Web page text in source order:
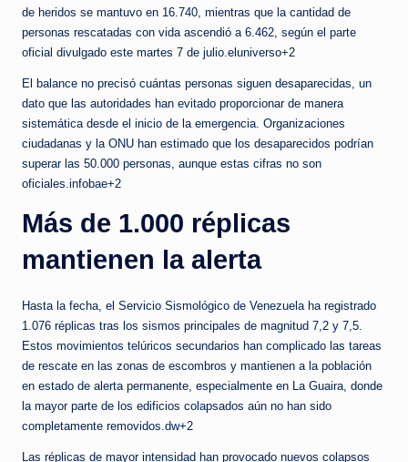
de heridos se mantuvo en 16.740, mientras que la cantidad de
personas rescatadas con vida ascendió a 6.462, según el parte
oficial divulgado este martes 7 de julio.eluniverso+2
El balance no precisó cuántas personas siguen desaparecidas, un
dato que las autoridades han evitado proporcionar de manera
sistemática desde el inicio de la emergencia. Organizaciones
ciudadanas y la ONU han estimado que los desaparecidos podrían
superar las 50.000 personas, aunque estas cifras no son
oficiales.infobae+2
Más de 1.000 réplicas
mantienen la alerta
Hasta la fecha, el Servicio Sismológico de Venezuela ha registrado
1.076 réplicas tras los sismos principales de magnitud 7,2 y 7,5.
Estos movimientos telúricos secundarios han complicado las tareas
de rescate en las zonas de escombros y mantienen a la población
en estado de alerta permanente, especialmente en La Guaira, donde
la mayor parte de los edificios colapsados aún no han sido
completamente removidos.dw+2
Las réplicas de mayor intensidad han provocado nuevos colapsos